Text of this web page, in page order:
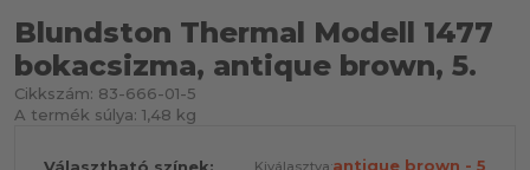
Blundston Thermal Modell 1477
bokacsizma, antique brown, 5.
Cikkszám: 83-666-01-5
A termék súlya: 1,48 kg
Kiválasztva:antique brown - 5